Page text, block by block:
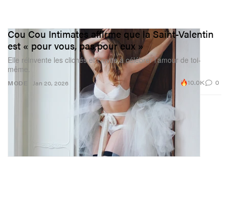
MODE
Cou Cou Intimates affirme que la Saint-Valentin
est « pour vous, pas pour eux »
Elle réinvente les clichés et t’invite à célébrer l’amour de toi-
même.
Jan 20, 2026 10.0K 0